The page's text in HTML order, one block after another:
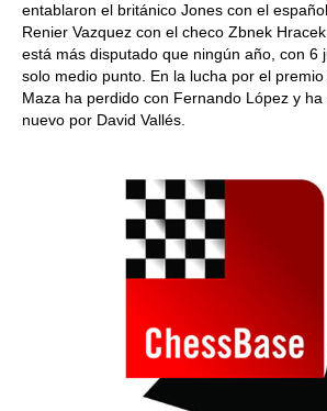
entablaron el británico Jones con el
Renier Vazquez con el checo Zbnek
está más disputado que ningún año, con 6
solo medio punto. En la lucha por el
Maza ha perdido con Fernando López y
nuevo por David Vallés.